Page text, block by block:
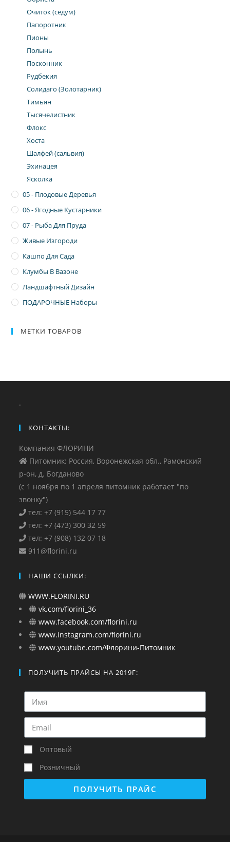
Очиток (седум)
Папоротник
Пионы
Полынь
Посконник
Рудбекия
Солидаго (Золотарник)
Тимьян
Тысячелистник
Флокс
Хоста
Шалфей (сальвия)
Эхинацея
Ясколка
05 - Плодовые Деревья
06 - Ягодные Кустарники
07 - Рыба Для Пруда
Живые Изгороди
Кашпо Для Сада
Клумбы В Вазоне
Ландшафтный Дизайн
ПОДАРОЧНЫЕ Наборы
МЕТКИ ТОВАРОВ
.
КОНТАКТЫ:
Компания ФЛОРИНИ
Питомник: Россия, Воронежская обл., Рамонский
р-он, д. Богданово
(с 1 ноября по 1 апреля питомник работает "по
звонку")
тел: +7 (915) 544 17 77
тел: +7 (473) 300 32 59
тел: +7 (908) 132 07 18
911@florini.ru
НАШИ ССЫЛКИ:
WWW.FLORINI.RU
vk.com/florini_36
www.facebook.com/florini.ru
www.instagram.com/florini.ru
www.youtube.com/Флорини-Питомник
ПОЛУЧИТЬ ПРАЙСЫ НА 2019Г:
Оптовый
Розничный
ПОЛУЧИТЬ ПРАЙС